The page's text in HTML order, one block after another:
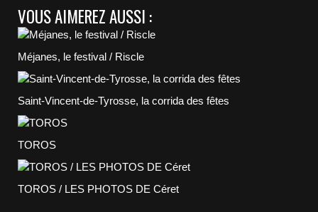
VOUS AIMEREZ AUSSI :
Méjanes, le festival / Riscle
Saint-Vincent-de-Tyrosse, la corrida des fêtes
TOROS
TOROS / LES PHOTOS DE Céret